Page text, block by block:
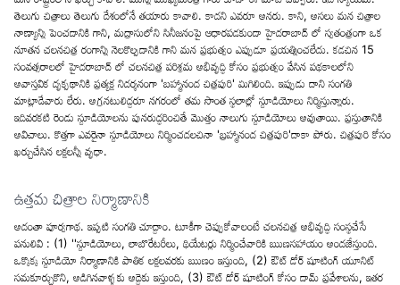
తెలుగు చిత్రాలు తెలుగు దేశంలోనే తయారు కావాలి. కాదని ఎవరూ అనరు. కాని, అసలు మన చిత్రాల
నాణ్యాన్ని పెంచడానికి గాని, మద్రాసులోని సినీజనంపై ఆధారపడకుండా హైదరాబాద్ లో స్వతంత్రంగా ఒక
నూతన చలనచిత్ర రంగాన్ని నెలకొల్పడానికి గాని మన ప్రభుత్వం ఎప్పుడూ ప్రయత్నించలేదు. కడచిన 15
సంవత్సరాలలో హైదరాబాద్ లో చలనచిత్ర పరిశ్రమ అభివృద్ధి కోసం ప్రభుత్వం వేసిన పథకాలలోని
అవాస్తవిక దృక్పథానికి ప్రత్యక్ష నిదర్శనంగా 'బహ్మానంద చిత్రపురి' మిగిలింది. ఇప్పుడు దాని సంగతి
మాట్లాడేవారు లేరు. అగ్రనటులిద్దరూ నగరంలో తమ సొంత స్థలాల్లో స్టూడియోలు నిర్మిస్తున్నారు.
ఇదివరకటి రెండు స్టూడియోలను పునరుద్ధరించితే మొత్తం నాలుగు స్టూడియోలు అవుతాయి. ప్రస్తుతానికి
అవిచాలు. కొత్తగా ఎవరైనా స్టూడియోలు నిర్మించదలచినా 'బ్రహ్మానంద చిత్రపురి'దాకా పోరు. చిత్రపురి కోసం
ఖర్చుచేసిన లక్షలన్నీ వృధా.
ఉత్తమ చిత్రాల నిర్మాణానికి
అదంతా పూర్వగాథ. ఇప్పటి సంగతి చూద్దాం. టూకీగా చెప్పుకోవాలంటే చలనచిత్ర అభివృద్ధి సంస్థచేసే
పనులివి : (1) ''స్టూడియోలు, లాబొరేటరీలు, థియేటర్లు నిర్మించేవారికి ఋణసహాయం అందజేస్తుంది.
ఒక్కొక్క స్టూడియో నిర్మాణానికి పాతిక లక్షలవరకు ఋణం ఇస్తుంది, (2) ఔట్ డోర్ షూటింగ్ యూనిట్
సమకూర్చుకొని, అడిగినవాళ్ళకు అద్దెకు ఇస్తుంది, (3) ఔట్ డోర్ షూటింగ్ కోసం డామ్ ప్రవేశాలను, ఇతర